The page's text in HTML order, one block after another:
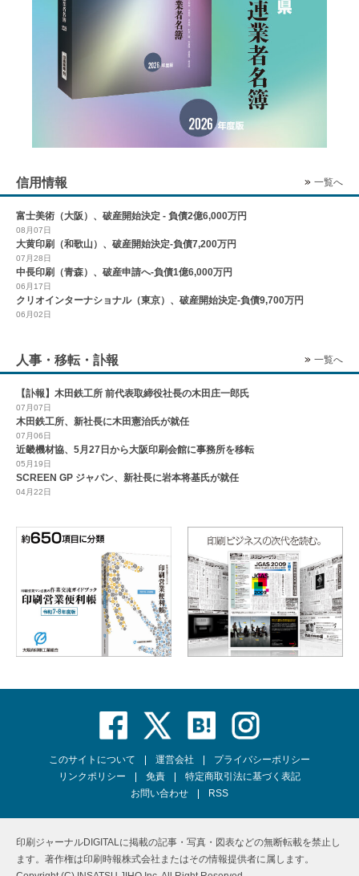
信用情報 一覧へ
富士美術（大阪）、破産開始決定 - 負債2億6,000万円
08月07日
大黄印刷（和歌山）、破産開始決定-負債7,200万円
07月28日
中長印刷（青森）、破産申請へ-負債1億6,000万円
06月17日
クリオインターナショナル（東京）、破産開始決定-負債9,700万円
06月02日
人事・移転・訃報 一覧へ
【訃報】木田鉄工所 前代表取締役社長の木田庄一郎氏
07月07日
木田鉄工所、新社長に木田憲治氏が就任
07月06日
近畿機材協、5月27日から大阪印刷会館に事務所を移転
05月19日
SCREEN GP ジャパン、新社長に岩本将基氏が就任
04月22日
このサイトについて 運営会社
プライバシーポリシー
リンクポリシー
免責
特定商取引法に基づく表記
お問い合わせ
RSS
印刷ジャーナルDIGITALに掲載の記事・写真・図表などの無断転載を禁止し
ます。著作権は印刷時報株式会社またはその情報提供者に属します。